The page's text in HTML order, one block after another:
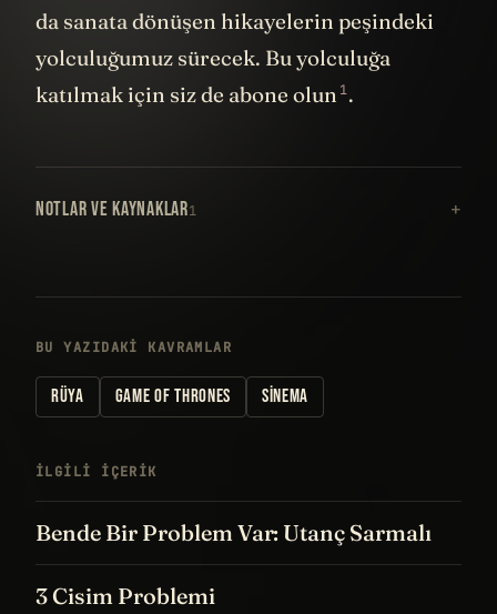
da sanata dönüşen hikayelerin peşindeki
yolculuğumuz sürecek. Bu yolculuğa
katılmak için siz de abone olun 1.
NOTLAR VE KAYNAKLAR1
BU YAZIDAKI KAVRAMLAR
RÜYA GAME OF THRONES SINEMA
İLGILI IÇERIK
Bende Bir Problem Var: Utanç Sarmalı
3 Cisim Problemi